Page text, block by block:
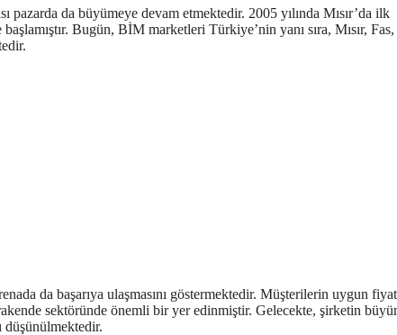
pazarda da büyümeye devam etmektedir. 2005 yılında Mısır’da ilk
Bugün, BİM marketleri Türkiye’nin yanı sıra, Mısır,
da başarıya ulaşmasını göstermektedir. Müşterilerin uygun
sektöründe önemli bir yer edinmiştir. Gelecekte, şirketin
düşünülmektedir.